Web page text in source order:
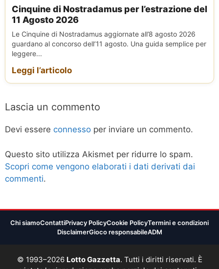
Cinquine di Nostradamus per l’estrazione del
11 Agosto 2026
Le Cinquine di Nostradamus aggiornate all’8 agosto 2026
guardano al concorso dell’11 agosto. Una guida semplice per
leggere...
Leggi l’articolo
Lascia un commento
Devi essere connesso per inviare un commento.
Questo sito utilizza Akismet per ridurre lo spam.
Scopri come vengono elaborati i dati derivati dai
commenti.
Chi siamoContattiPrivacy PolicyCookie PolicyTermini e condizioni
DisclaimerGioco responsabileADM
© 1993–2026 Lotto Gazzetta. Tutti i diritti riservati. È